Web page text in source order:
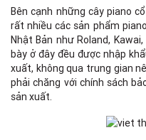
Bên cạnh những cây piano
rất nhiều các sản phẩm
Nhật Bản như Roland,
bày ở đây đều được nhập
xuất, không qua trung gian
phải chăng với chính sách
sản xuất.